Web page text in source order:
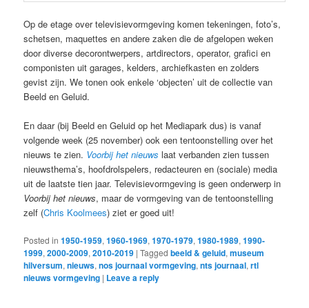
Op de etage over televisievormgeving komen tekeningen, foto’s,
schetsen, maquettes en andere zaken die de afgelopen weken
door diverse decorontwerpers, artdirectors, operator, grafici en
componisten uit garages, kelders, archiefkasten en zolders
gevist zijn. We tonen ook enkele ‘objecten’ uit de collectie van
Beeld en Geluid.
En daar (bij Beeld en Geluid op het Mediapark dus) is vanaf
volgende week (25 november) ook een tentoonstelling over het
nieuws te zien. Voorbij het nieuws laat verbanden zien tussen
nieuwsthema’s, hoofdrolspelers, redacteuren en (sociale) media
uit de laatste tien jaar. Televisievormgeving is geen onderwerp in
Voorbij het nieuws, maar de vormgeving van de tentoonstelling
zelf (Chris Koolmees) ziet er goed uit!
Posted in 1950-1959,1960-1969,1970-1979,1980-1989,1990-
1999,2000-2009,2010-2019 |Tagged beeld & geluid,museum
hilversum,nieuws,nos journaal vormgeving,nts journaal,rtl
nieuws vormgeving | Leave a reply